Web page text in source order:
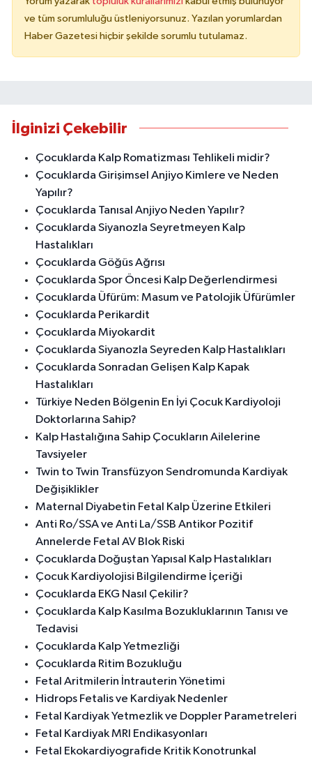
ve tüm sorumluluğu üstleniyorsunuz. Yazılan yorumlardan
Haber Gazetesi hiçbir şekilde sorumlu tutulamaz.
İlginizi Çekebilir
Çocuklarda Kalp Romatizması Tehlikeli midir?
Çocuklarda Girişimsel Anjiyo Kimlere ve Neden
Yapılır?
Çocuklarda Tanısal Anjiyo Neden Yapılır?
Çocuklarda Siyanozla Seyretmeyen Kalp
Hastalıkları
Çocuklarda Göğüs Ağrısı
Çocuklarda Spor Öncesi Kalp Değerlendirmesi
Çocuklarda Üfürüm: Masum ve Patolojik Üfürümler
Çocuklarda Perikardit
Çocuklarda Miyokardit
Çocuklarda Siyanozla Seyreden Kalp Hastalıkları
Çocuklarda Sonradan Gelişen Kalp Kapak
Hastalıkları
Türkiye Neden Bölgenin En İyi Çocuk Kardiyoloji
Doktorlarına Sahip?
Kalp Hastalığına Sahip Çocukların Ailelerine
Tavsiyeler
Twin to Twin Transfüzyon Sendromunda Kardiyak
Değişiklikler
Maternal Diyabetin Fetal Kalp Üzerine Etkileri
Anti Ro/SSA ve Anti La/SSB Antikor Pozitif
Annelerde Fetal AV Blok Riski
Çocuklarda Doğuştan Yapısal Kalp Hastalıkları
Çocuk Kardiyolojisi Bilgilendirme İçeriği
Çocuklarda EKG Nasıl Çekilir?
Çocuklarda Kalp Kasılma Bozukluklarının Tanısı ve
Tedavisi
Çocuklarda Kalp Yetmezliği
Çocuklarda Ritim Bozukluğu
Fetal Aritmilerin İntrauterin Yönetimi
Hidrops Fetalis ve Kardiyak Nedenler
Fetal Kardiyak Yetmezlik ve Doppler Parametreleri
Fetal Kardiyak MRI Endikasyonları
Fetal Ekokardiyografide Kritik Konotrunkal